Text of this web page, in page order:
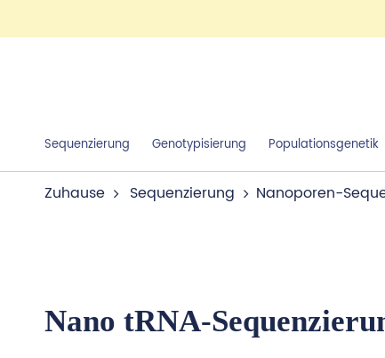
Sequenzierung Genotypisierung Populationsgenetik
Zuhause Sequenzierung Nanoporen-
Nano tRNA-